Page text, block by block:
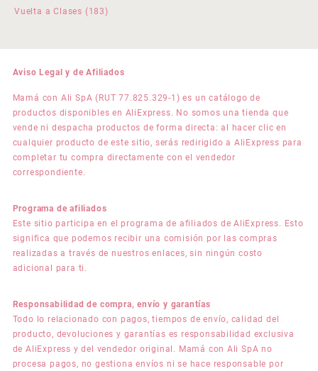
productos
Vuelta a Clases 183183
Aviso Legal y de Afiliados
Mamá con Ali SpA (RUT 77.825.329-1) es un catálogo de
productos disponibles en AliExpress. No somos una tienda que
vende ni despacha productos de forma directa: al hacer clic en
cualquier producto de este sitio, serás redirigido a AliExpress para
completar tu compra directamente con el vendedor
correspondiente.
Programa de afiliados
Este sitio participa en el programa de afiliados de AliExpress. Esto
significa que podemos recibir una comisión por las compras
realizadas a través de nuestros enlaces, sin ningún costo
adicional para ti.
Responsabilidad de compra, envío y garantías
Todo lo relacionado con pagos, tiempos de envío, calidad del
producto, devoluciones y garantías es responsabilidad exclusiva
de AliExpress y del vendedor original. Mamá con Ali SpA no
procesa pagos, no gestiona envíos ni se hace responsable por